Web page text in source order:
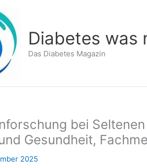
Diabetes was
Das Diabetes Magazin
bei
Gesundheit,
2025